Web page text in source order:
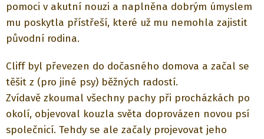
pomoci v akutní nouzi a naplněna dobrým úmyslem
mu poskytla přístřeší, které už mu nemohla zajistit
původní rodina.
Cliff byl převezen do dočasného domova a začal se
těšit z (pro jiné psy) běžných radostí.
Zvídavě zkoumal všechny pachy při procházkách po
okolí, objevoval kouzla světa doprovázen novou psí
společnicí. Tehdy se ale začaly projevovat jeho